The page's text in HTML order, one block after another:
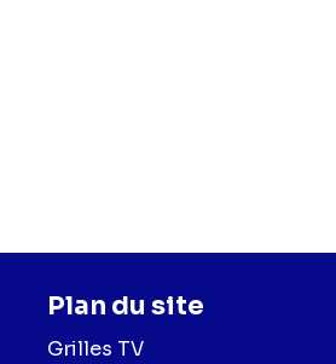
Plan du site
Grilles TV